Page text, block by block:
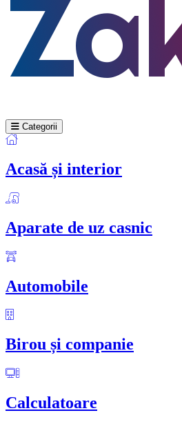
Categorii
Acasă și interior
Aparate de uz casnic
Automobile
Birou și companie
Calculatoare